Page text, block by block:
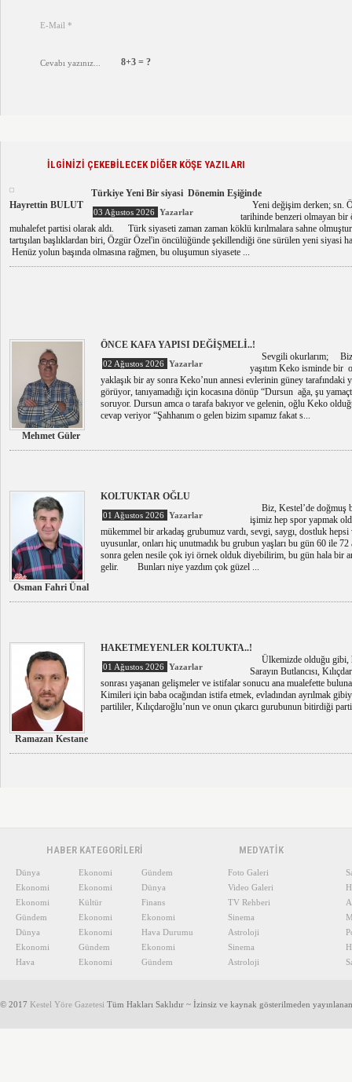
8+3 = ?
İLGİNİZİ ÇEKEBİLECEK DİĞER KÖŞE YAZILARI
Hayrettin BULUT
Türkiye Yeni Bir siyasi Dönemin Eşiğinde
03 Ağustos 2026 Yazarlar
Yeni değişim derken; sn.
tarihinde benzeri olmayan
muhalefet partisi olarak aldı. Türk siyaseti zaman zaman köklü kırılmalara sahne
tartışılan başlıklardan biri, Özgür Özel'in öncülüğünde şekillendiği öne sürülen yeni siyasi
Henüz yolun başında olmasına rağmen, bu oluşumun siyasete ...
Mehmet Güler
ÖNCE KAFA YAPISI DEĞİŞMELİ..!
02 Ağustos 2026 Yazarlar
Sevgili okurlarım;
yaşıtım Keko isminde bir
yaklaşık bir ay sonra Keko’nun annesi evlerinin güney tarafındaki
görüyor, tanıyamadığı için kocasına dönüp “Dursun ağa, şu
soruyor. Dursun amca o tarafa bakıyor ve gelenin, oğlu Keko
cevap veriyor “Şahhanım o gelen bizim sıpamız fakat s...
Osman Fahri Ünal
KOLTUKTAR OĞLU
01 Ağustos 2026 Yazarlar
Biz, Kestel’de doğmuş
işimiz hep spor yapmak
mükemmel bir arkadaş grubumuz vardı, sevgi, saygı, dostluk
uyusunlar, onları hiç unutmadık bu grubun yaşları bu gün 60 ile 72
sonra gelen nesile çok iyi örnek olduk diyebilirim, bu gün hala bir
gelir. Bunları niye yazdım çok güzel ...
Ramazan Kestane
HAKETMEYENLER KOLTUKTA..!
01 Ağustos 2026 Yazarlar
Ülkemizde olduğu gibi,
Sarayın Butlancısı,
sonrası yaşanan gelişmeler ve istifalar sonucu ana mualefette
Kimileri için baba ocağından istifa etmek, evladından ayrılmak
partililer, Kılıçdaroğlu’nun ve onun çıkarcı gurubunun bitirdiği
HABER KATEGORİLERİ
Dünya Ekonomi
Gündem
Ekonomi
Ekonomi
Dünya
Ekonomi
Kültür
Finans
Gündem
Ekonomi
Ekonomi
Dünya
Ekonomi
Hava Durumu
Ekonomi
Gündem
Ekonomi
Hava
Ekonomi Gündem
MEDYATİK
Foto Galeri
Video Galeri
TV Rehberi
Sinema
Astroloji
Sinema
Astroloji
© 2017 Kestel Yöre Gazetesi Tüm Hakları Saklıdır ~ İzinsiz ve kaynak gösterilmeden